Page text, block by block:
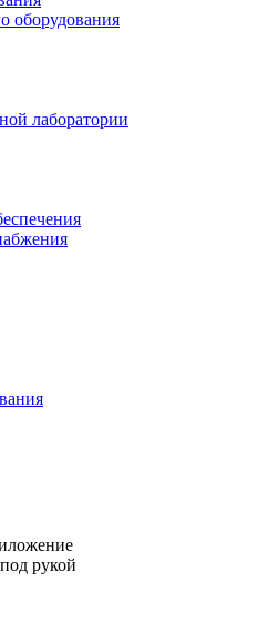
оборудования
лаборатории
рукой